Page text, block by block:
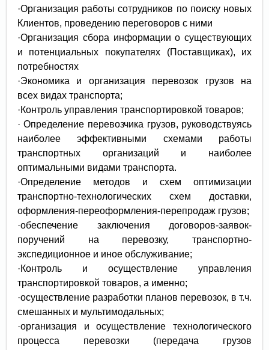
·Организация работы сотрудников по поиску новых
Клиентов, проведению переговоров с ними
·Организация сбора информации о существующих
и потенциальных покупателях (Поставщиках), их
потребностях
·Экономика и организация перевозок грузов на
всех видах транспорта;
·Контроль управления транспортировкой товаров;
· Определение перевозчика грузов, руководствуясь
наиболее эффективными схемами работы
транспортных организаций и наиболее
оптимальными видами транспорта.
·Определение методов и схем оптимизации
транспортно-технологических схем доставки,
оформления-переоформления-перепродаж грузов;
·обеспечение заключения договоров-заявок-
поручений на перевозку, транспортно-
экспедиционное и иное обслуживание;
·Контроль и осуществление управления
транспортировкой товаров, а именно;
·осуществление разработки планов перевозок, в т.ч.
смешанных и мультимодальных;
·организация и осуществление технологического
процесса перевозки (передача грузов